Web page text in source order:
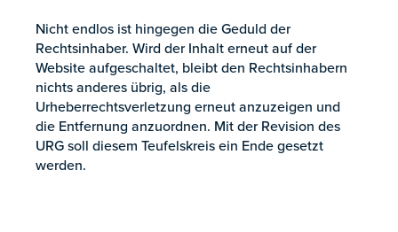
Nicht endlos ist hingegen die Geduld der
Rechtsinhaber. Wird der Inhalt erneut auf der
Website aufgeschaltet, bleibt den Rechtsinhabern
nichts anderes übrig, als die
Urheberrechtsverletzung erneut anzuzeigen und
die Entfernung anzuordnen. Mit der Revision des
URG soll diesem Teufelskreis ein Ende gesetzt
werden.